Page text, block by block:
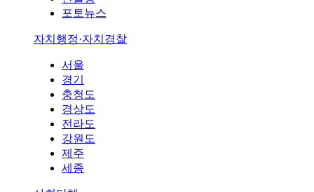
포토뉴스
자치행정·자치경찰
서울
경기
충청도
경상도
전라도
강원도
제주
세종